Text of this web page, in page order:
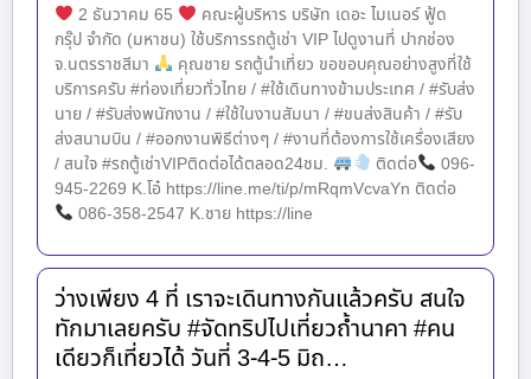
2 ธันวาคม 65
คณะผู้บริหาร บริษัท เดอะ ไมเนอร์ ฟู้ด
กรุ๊ป จำกัด (มหาชน) ใช้บริการรถตู้เช่า VIP ไปดูงานที่ ปากช่อง
จ.นตรราชสีมา
คุณชาย รถตู้นำเที่ยว ขอขอบคุณอย่างสูงที่ใช้
บริการครับ #ท่องเที่ยวทั่วไทย / #ใช้เดินทางข้ามประเทศ / #รับส่ง
นาย / #รับส่งพนักงาน / #ใช้ในงานสัมนา / #ขนส่งสินค้า / #รับ
ส่งสนามบิน / #ออกงานพิธีต่างๆ / #งานที่ต้องการใช้เครื่องเสียง
/ สนใจ #รถตู้เช่าVIPติดต่อได้ตลอด24ชม.
ติดต่อ
096-
945-2269 K.โอ๋ https://line.me/ti/p/mRqmVcvaYn ติดต่อ
086-358-2547 K.ชาย https://line
ว่างเพียง 4 ที่ เราจะเดินทางกันแล้วครับ สนใจ
ทักมาเลยครับ #จัดทริปไปเที่ยวถ้ำนาคา #คน
เดียวก็เที่ยวได้ วันที่ 3-4-5 มิถ…